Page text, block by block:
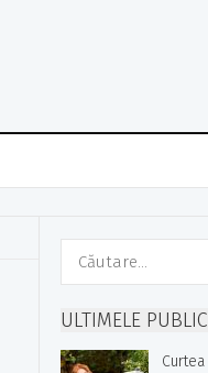
Caută
după:
ULTIMELE